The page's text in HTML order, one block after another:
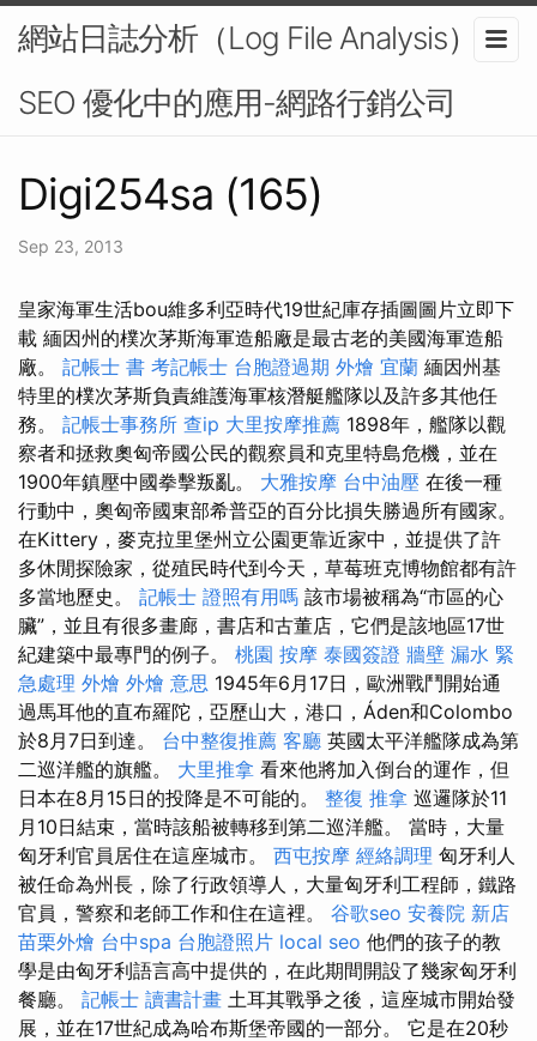
網站日誌分析（Log File Analysis）在
SEO 優化中的應用-網路行銷公司
Digi254sa (165)
Sep 23, 2013
皇家海軍生活bou維多利亞時代19世紀庫存插圖圖片立即下
載 緬因州的樸次茅斯海軍造船廠是最古老的美國海軍造船
廠。 記帳士 書 考記帳士 台胞證過期 外燴 宜蘭 緬因州基
特里的樸次茅斯負責維護海軍核潛艇艦隊以及許多其他任
務。 記帳士事務所 查ip 大里按摩推薦 1898年，艦隊以觀
察者和拯救奧匈帝國公民的觀察員和克里特島危機，並在
1900年鎮壓中國拳擊叛亂。 大雅按摩 台中油壓 在後一種
行動中，奧匈帝國東部希普亞的百分比損失勝過所有國家。
在Kittery，麥克拉里堡州立公園更靠近家中，並提供了許
多休閒探險家，從殖民時代到今天，草莓班克博物館都有許
多當地歷史。 記帳士 證照有用嗎 該市場被稱為“市區的心
臟”，並且有很多畫廊，書店和古董店，它們是該地區17世
紀建築中最專門的例子。 桃園 按摩 泰國簽證 牆壁 漏水 緊
急處理 外燴 外燴 意思 1945年6月17日，歐洲戰鬥開始通
過馬耳他的直布羅陀，亞歷山大，港口，Áden和Colombo
於8月7日到達。 台中整復推薦 客廳 英國太平洋艦隊成為第
二巡洋艦的旗艦。 大里推拿 看來他將加入倒台的運作，但
日本在8月15日的投降是不可能的。 整復 推拿 巡邏隊於11
月10日結束，當時該船被轉移到第二巡洋艦。 當時，大量
匈牙利官員居住在這座城市。 西屯按摩 經絡調理 匈牙利人
被任命為州長，除了行政領導人，大量匈牙利工程師，鐵路
官員，警察和老師工作和住在這裡。 谷歌seo 安養院 新店
苗栗外燴 台中spa 台胞證照片 local seo 他們的孩子的教
學是由匈牙利語言高中提供的，在此期間開設了幾家匈牙利
餐廳。 記帳士 讀書計畫 土耳其戰爭之後，這座城市開始發
展，並在17世紀成為哈布斯堡帝國的一部分。 它是在20秒